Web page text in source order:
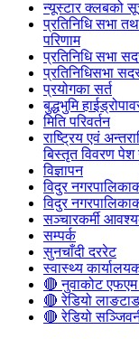
न्यूस्टार क्लबको
प्रतिनिधि सभा
परिणाम
प्रतिनिधि सभा
प्रतिनिधिसभा
प्रयोगका सर्त
बुद्धभुमि
मिति परिवर्तन
राष्ट्रिय एवं
बिस्तृत विवरण पेश
विज्ञापन
विदुर
विदुर
सञ्चारकर्मी
सम्पर्क
सुनचाँदी दररेट
स्वास्थ्य
🔴 नुवाकोट एफएम
🔴 रेडियो
🔴 रेडियो